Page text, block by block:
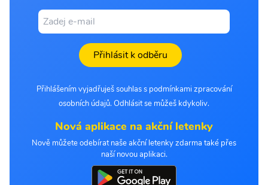
Přihlásit k odběru
Přihlášením vyjadřuješ souhlas s podmínkami zpracování
osobních údajů. Odhlásit se můžeš kdykoliv.
Nová aplikace na akční letenky
Nově můžete odebírat naše akční letenky zdarma také přes
naší novou aplikaci.